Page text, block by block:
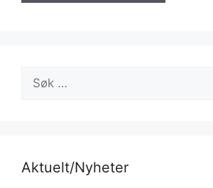
Søk
etter:
Aktuelt/Nyheter